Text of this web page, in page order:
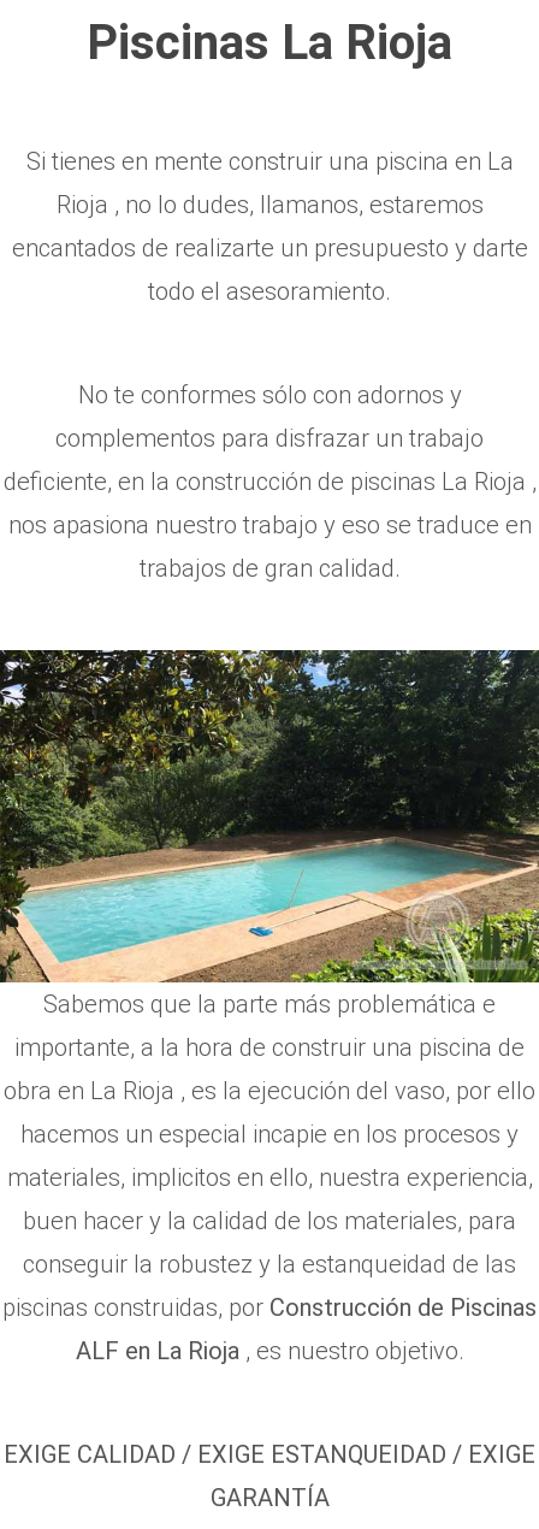
Piscinas La Rioja
Si tienes en mente construir una piscina en La
Rioja , no lo dudes, llamanos, estaremos
encantados de realizarte un presupuesto y darte
todo el asesoramiento.
No te conformes sólo con adornos y
complementos para disfrazar un trabajo
deficiente, en la construcción de piscinas La Rioja ,
nos apasiona nuestro trabajo y eso se traduce en
trabajos de gran calidad.
Sabemos que la parte más problemática e
importante, a la hora de construir una piscina de
obra en La Rioja , es la ejecución del vaso, por ello
hacemos un especial incapie en los procesos y
materiales, implicitos en ello, nuestra experiencia,
buen hacer y la calidad de los materiales, para
conseguir la robustez y la estanqueidad de las
piscinas construidas, por Construcción de Piscinas
ALF en La Rioja , es nuestro objetivo.
EXIGE CALIDAD / EXIGE ESTANQUEIDAD / EXIGE
GARANTÍA